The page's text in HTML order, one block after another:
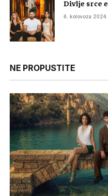
Divlje srce
6. kolovoza 2024.
NE PROPUSTITE